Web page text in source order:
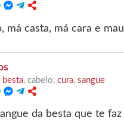
má casta, má cara e
besta, cabelo,cura,sangue
da besta que te